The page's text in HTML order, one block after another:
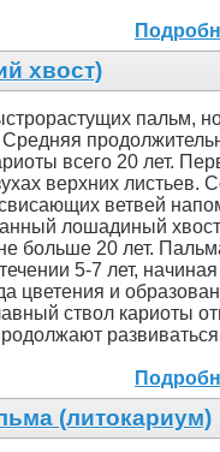
хвост)
пальм,
всего 20 лет.
верхних листьев.
ветвей
лошадиный
больше 20 лет.
5-7 лет,
цветения и
ствол кариоты
(литокариум)